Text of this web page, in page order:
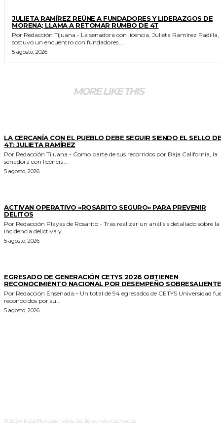
JULIETA RAMÍREZ REÚNE A FUNDADORES Y LIDERAZGOS DE
MORENA; LLAMA A RETOMAR RUMBO DE 4T
Por Redacción Tijuana.- La senadora con licencia, Julieta Ramírez Padilla,
sostuvo un encuentro con fundadores,...
5 agosto, 2026
MORE LIKE THIS
LA CERCANÍA CON EL PUEBLO DEBE SEGUIR SIENDO EL SELLO
4T: JULIETA RAMÍREZ
Por Redacción Tijuana.- Como parte de sus recorridos por Baja California, la
senadora con licencia...
5 agosto, 2026
ACTIVAN OPERATIVO «ROSARITO SEGURO» PARA PREVENIR
DELITOS
Por Redacción Playas de Rosarito.- Tras realizar un análisis detallado sobre la
incidencia delictiva y...
5 agosto, 2026
EGRESADO DE GENERACIÓN CETYS 2026 OBTIENEN
RECONOCIMIENTO NACIONAL POR DESEMPEÑO SOBRESALIENTE
Por Redacción Ensenada.– Un total de 94 egresados de CETYS Universidad
reconocidos por su...
5 agosto, 2026
© 2024 RadaNoticias Todos los derechos reservados